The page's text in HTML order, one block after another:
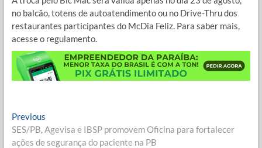
no balcão, totens de autoatendimento ou no Drive-Thru dos
restaurantes participantes do McDia Feliz. Para saber mais,
acesse o regulamento.
Navegação
de
PreviousPrevious
post:
SES/PB, Agevisa e IBSP promovem Oficina para fortalecer
ações de segurança do paciente na PB